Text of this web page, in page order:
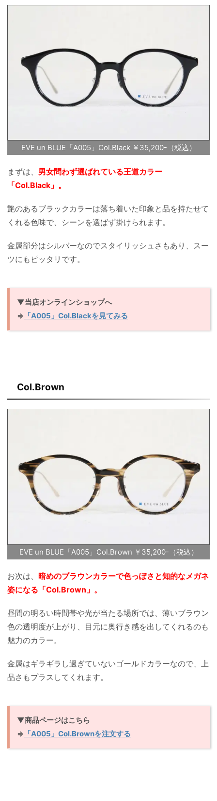
EVE un BLUE「A005」Col.Black ￥35,200-（税込）
まずは、 男女問わず選ばれている王道カラー
「Col.Black」。
艶のあるブラックカラーは落ち着いた印象と品を持たせて
くれる色味で、シーンを選ばず掛けられます。
金属部分はシルバーなのでスタイリッシュさもあり、スー
ツにもピッタリです。
▼当店オンラインショップへ
⇒ 「A005」Col.Blackを見てみる
Col.Brown
EVE un BLUE「A005」Col.Brown ￥35,200-（税込）
お次は、 暗めのブラウンカラーで色っぽさと知的なメガネ
姿になる「Col.Brown」。
昼間の明るい時間帯や光が当たる場所では、薄いブラウン
色の透明度が上がり、目元に奥行き感を出してくれるのも
魅力のカラー。
金属はギラギラし過ぎていないゴールドカラーなので、上
品さもプラスしてくれます。
▼商品ページはこちら
⇒ 「A005」Col.Brownを注文する